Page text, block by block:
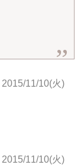
2015/11/10(火)
2015/11/10(火)